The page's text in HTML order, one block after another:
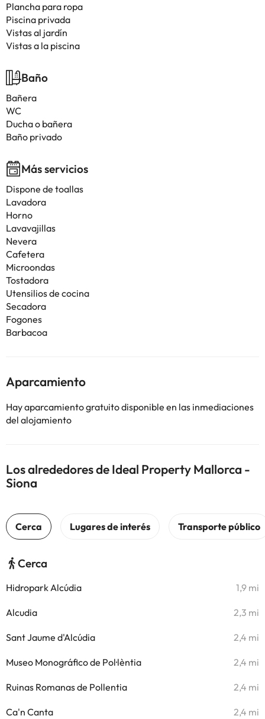
Plancha para ropa
Piscina privada
Vistas al jardín
Vistas a la piscina
Baño
Bañera
WC
Ducha o bañera
Baño privado
Más servicios
Dispone de toallas
Lavadora
Horno
Lavavajillas
Nevera
Cafetera
Microondas
Tostadora
Utensilios de cocina
Secadora
Fogones
Barbacoa
Aparcamiento
Hay aparcamiento gratuito disponible en las inmediaciones
del alojamiento
Los alrededores de Ideal Property Mallorca -
Siona
Cerca
Hidropark Alcúdia 1,9 mi
Alcudia 2,3 mi
Sant Jaume d'Alcúdia 2,4 mi
Museo Monográfico de Pol·lèntia 2,4 mi
Ruinas Romanas de Pollentia 2,4 mi
Ca'n Canta 2,4 mi